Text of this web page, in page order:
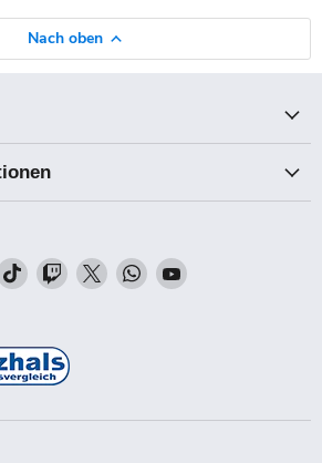
Nach oben
Finden
Sie
auf
TikTok
Finden
Sie
Twitch
Finden
Sie
Finden
Sie
Finden